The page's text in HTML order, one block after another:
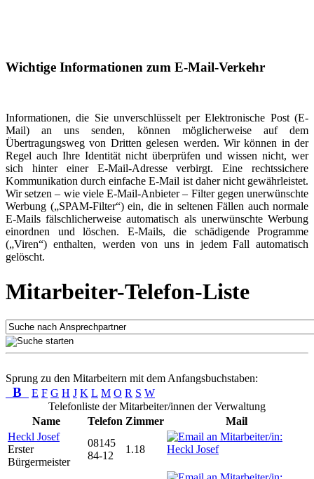
Wichtige Informationen zum E-Mail-Verkehr
Informationen, die Sie unverschlüsselt per Elektronische Post (E-
Mail) an uns senden, können möglicherweise auf dem
Übertragungsweg von Dritten gelesen werden. Wir können in der
Regel auch Ihre Identität nicht überprüfen und wissen nicht, wer
sich hinter einer E-Mail-Adresse verbirgt. Eine rechtssichere
Kommunikation durch einfache E-Mail ist daher nicht gewährleistet.
Wir setzen – wie viele E-Mail-Anbieter – Filter gegen unerwünschte
Werbung („SPAM-Filter“) ein, die in seltenen Fällen auch normale
E-Mails fälschlicherweise automatisch als unerwünschte Werbung
einordnen und löschen. E-Mails, die schädigende Programme
(„Viren“) enthalten, werden von uns in jedem Fall automatisch
gelöscht.
Mitarbeiter-Telefon-Liste
Sprung zu den Mitarbeitern mit dem Anfangsbuchstaben:
B E F G H J K L M O R S W
Telefonliste der Mitarbeiter/innen der Verwaltung
Name
Telefon Zimmer
Mail
Heckl Josef
Erster
Bürgermeister
08145
84-12
1.18